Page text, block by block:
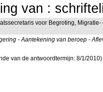
van :
voor Begroting,
- Aantekening van beroep -
van de antwoordtermijn: 8/1/2010)